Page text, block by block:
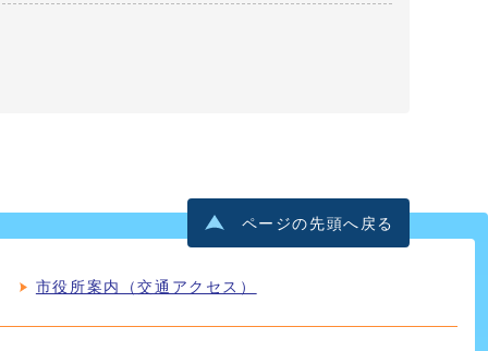
ページの先頭へ戻る
市役所案内（交通アクセス）